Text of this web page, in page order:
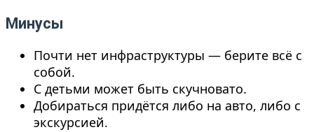
Минусы
Почти нет инфраструктуры — берите всё с
собой.
С детьми может быть скучновато.
Добираться придётся либо на авто, либо с
экскурсией.